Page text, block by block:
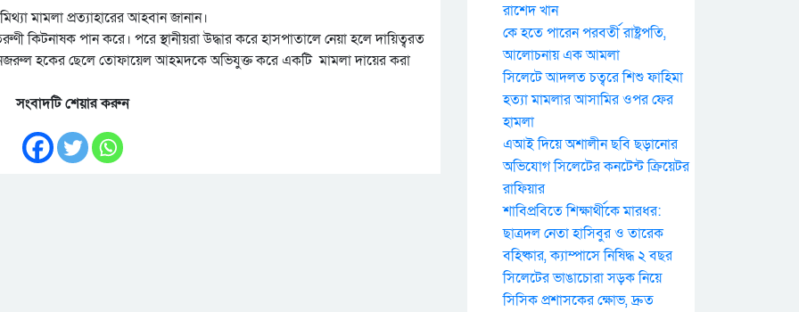
মামলা প্রত্যাহারের আহবান জানান।
কিটনাষক পান করে। পরে স্থানীয়রা উদ্ধার করে হাসপাতালে নেয়া হলে দায়িত্বরত
হকের ছেলে তোফায়েল আহমদকে অভিযুক্ত করে একটি মামলা দায়ের করা
সংবাদটি শেয়ার করুন
রাশেদ খান
কে হতে পারেন পরবর্তী রাষ্ট্রপতি,
আলোচনায় এক আমলা
সিলেটে আদলত চত্বরে শিশু ফাহিমা
হত্যা মামলার আসামির ওপর ফের
হামলা
এআই দিয়ে অশালীন ছবি ছড়ানোর
অভিযোগ সিলেটের কনটেন্ট ক্রিয়েটর
রাফিয়ার
শাবিপ্রবিতে শিক্ষার্থীকে মারধর:
ছাত্রদল নেতা হাসিবুর ও তারেক
বহিষ্কার, ক্যাম্পাসে নিষিদ্ধ ২ বছর
সিলেটের ভাঙাচোরা সড়ক নিয়ে
সিসিক প্রশাসকের ক্ষোভ, দ্রুত